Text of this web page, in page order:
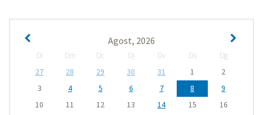
Agost, 2026
Dl Dm Dc Dj Dv Ds
Dg
27
28 29 30 31 1
2
3
4 5 6 7 8
9
10
11 12 13 14 15
16